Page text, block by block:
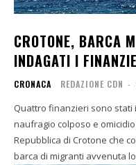
CROTONE, BARCA
INDAGATI I
CRONACA REDAZIONE CDN -
Quattro finanzieri sono stati
naufragio colposo e
Repubblica di Crotone che
barca di migranti avvenuta